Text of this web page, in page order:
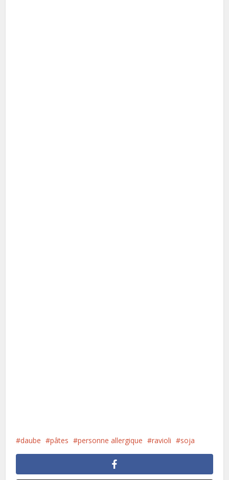
daube pâtes personne allergique ravioli soja